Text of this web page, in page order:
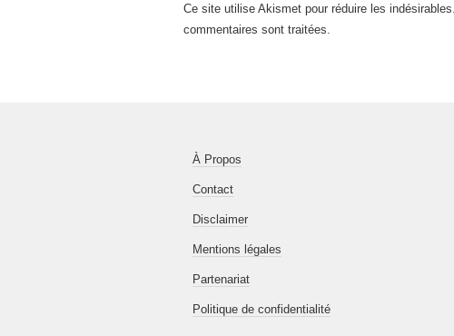
Ce site utilise Akismet pour réduire les indésirables.
commentaires sont traitées
À Propos
Contact
Disclaimer
Mentions légales
Partenariat
Politique de confidentialité